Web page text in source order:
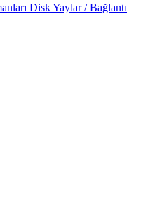
Disk Yaylar / Bağlantı